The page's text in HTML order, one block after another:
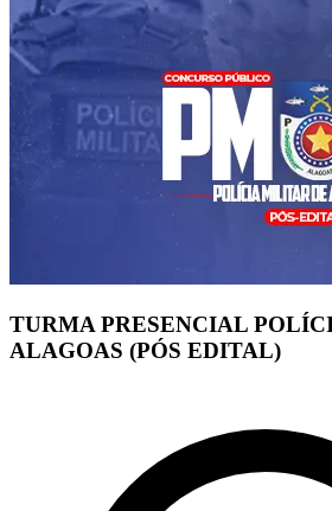
TURMA PRESENCIAL
ALAGOAS (PÓS EDITAL)